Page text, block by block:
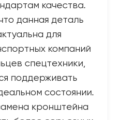
качества.
данная деталь
для
компаний
спецтехники,
поддерживать
состоянии.
кронштейна